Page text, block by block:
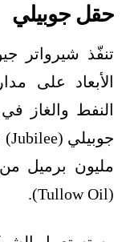
حقل جوبيلي
تنفّذ شيرواتر
الأبعاد على
النفط والغاز
مليون برميل
(Tullow Oil).